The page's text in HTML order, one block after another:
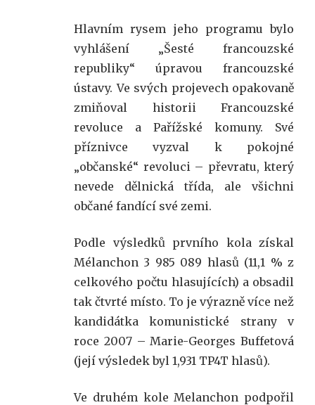
Hlavním rysem jeho programu bylo
vyhlášení „Šesté francouzské
republiky“ úpravou francouzské
ústavy. Ve svých projevech opakovaně
zmiňoval historii Francouzské
revoluce a Pařížské komuny. Své
příznivce vyzval k pokojné
„občanské“ revoluci – převratu, který
nevede dělnická třída, ale všichni
občané fandící své zemi.
Podle výsledků prvního kola získal
Mélanchon 3 985 089 hlasů (11,1 % z
celkového počtu hlasujících) a obsadil
tak čtvrté místo. To je výrazně více než
kandidátka komunistické strany v
roce 2007 – Marie-Georges Buffetová
(její výsledek byl 1,931 TP4T hlasů).
Ve druhém kole Melanchon podpořil